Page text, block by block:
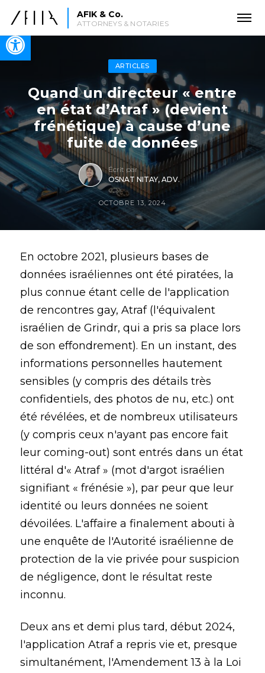
Open toolbar
AFIK & Co.
ATTORNEYS & NOTARIES
ARTICLES
Quand un directeur « entre
en état d’Atraf » (devient
frénétique) à cause d’une
fuite de données
Écrit par
OSNAT NITAY, ADV.
OCTOBRE 13, 2024
En octobre 2021, plusieurs bases de
données israéliennes ont été piratées, la
plus connue étant celle de l'application
de rencontres gay, Atraf (l'équivalent
israélien de Grindr, qui a pris sa place lors
de son effondrement). En un instant, des
informations personnelles hautement
sensibles (y compris des détails très
confidentiels, des photos de nu, etc.) ont
été révélées, et de nombreux utilisateurs
(y compris ceux n'ayant pas encore fait
leur coming-out) sont entrés dans un état
littéral d'« Atraf » (mot d'argot israélien
signifiant « frénésie »), par peur que leur
identité ou leurs données ne soient
dévoilées. L'affaire a finalement abouti à
une enquête de l'Autorité israélienne de
protection de la vie privée pour suspicion
de négligence, dont le résultat reste
inconnu.
Deux ans et demi plus tard, début 2024,
l'application Atraf a repris vie et, presque
simultanément, l'Amendement 13 à la Loi